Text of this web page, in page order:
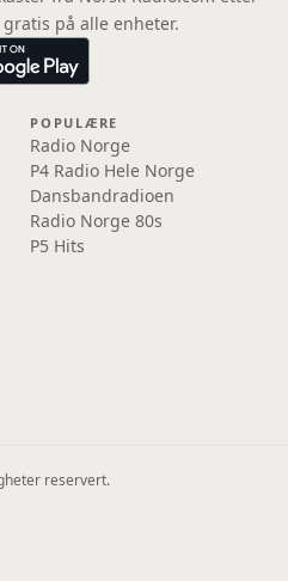
på alle enheter.
POPULÆRE
Radio Norge
P4 Radio Hele Norge
Dansbandradioen
Radio Norge 80s
P5 Hits
reservert.